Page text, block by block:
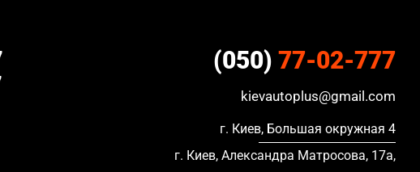
(050) 77-02-777
kievautoplus@gmail.com
г. Киев, Большая окружная 4
г. Киев, Александра Матросова, 17а,